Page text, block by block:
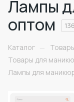
Лампы
оптом
136
Каталог —
Товары для
Лампы для